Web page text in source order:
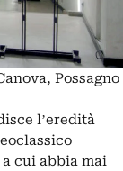
Possagno
lʼeredità
cui abbia mai